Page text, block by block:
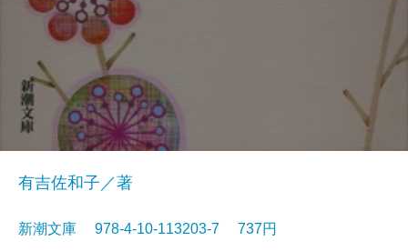
有吉佐和子／著
新潮文庫 978-4-10-113203-7 737円